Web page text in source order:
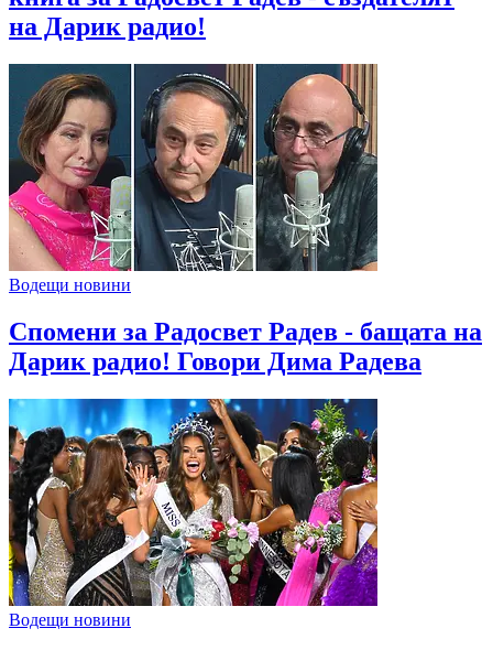
на Дарик радио!
Водещи новини
Спомени за Радосвет Радев - бащата на
Дарик радио! Говори Дима Радева
Водещи новини